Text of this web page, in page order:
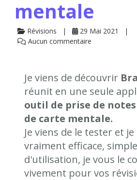
mentale
Révisions
29 Mai 2021
Aucun commentaire
Je viens de découvrir
réunit en une seule
outil de prise de
de carte mentale.
Je viens de le tester et
vraiment efficace, simple
d'utilisation, je vous le
vivement pour vos